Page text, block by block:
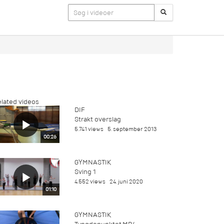
videos
00:26
DIF
Strakt overslag
5.741 views 5. september 2013
01:10
GYMNASTIK
Sving 1
4.552 views 24. juni 2020
GYMNASTIK